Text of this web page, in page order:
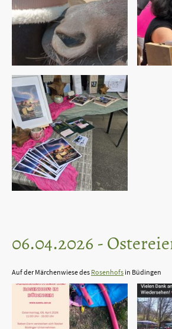
06.04.2026 -
Auf der Märchenwiese des Rosenhofs in Büdingen